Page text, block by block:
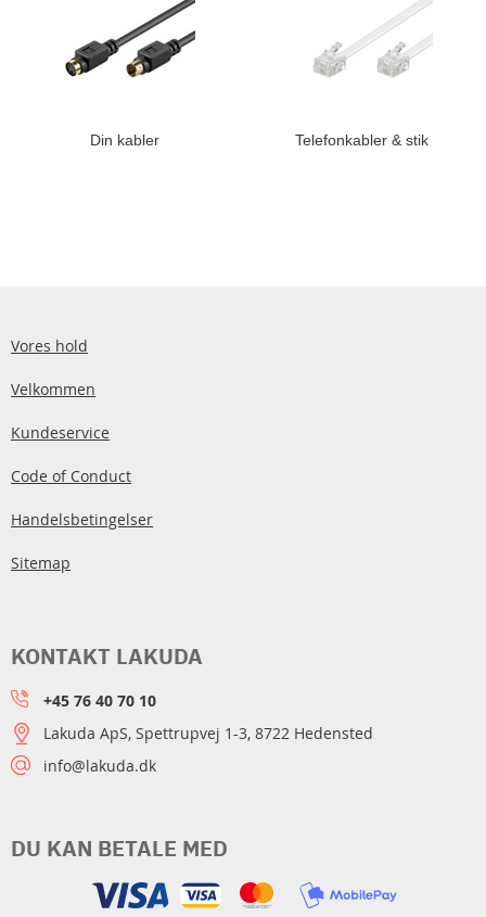
Din kabler Telefonkabler & stik
Vores hold
Velkommen
Kundeservice
Code of Conduct
Handelsbetingelser
Sitemap
DU KAN BETALE MED
KONTAKT LAKUDA
+45 76 40 70 10
Lakuda ApS, Spettrupvej 1-3, 8722 Hedensted
info@lakuda.dk